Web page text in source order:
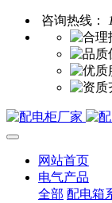
咨询热线：
网站首页
电气产品
全部 配电箱